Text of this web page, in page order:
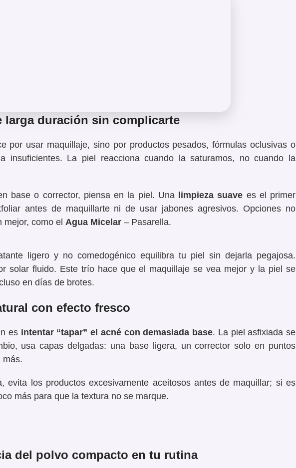
larga duración sin complicarte
por usar maquillaje, sino por productos pesados, fórmulas oclusivas o
insuficientes. La piel reacciona cuando la saturamos, no cuando la
base o corrector, piensa en la piel. Una limpieza suave es el primer
antes de maquillarte ni de usar jabones agresivos. Opciones no
mejor, como el Agua Micelar – Pasarella.
ligero y no comedogénico equilibra tu piel sin dejarla pegajosa.
solar fluido. Este trío hace que el maquillaje se vea mejor y la piel se
en días de brotes.
con efecto fresco
es intentar “tapar” el acné con demasiada base. La piel asfixiada se
usacapas delgadas: una base ligera, un corrector solo en puntos
más.
evita los productos excesivamente aceitosos antes de maquillar; si es
más para que la textura no se marque.
del polvo compacto en tu rutina